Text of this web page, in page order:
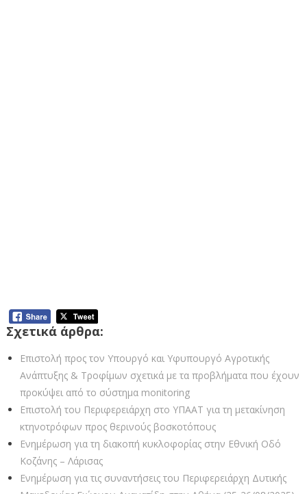
Σχετικά άρθρα:
Επιστολή προς τον Υπουργό και Υφυπουργό Αγροτικής
Ανάπτυξης & Τροφίμων σχετικά με τα προβλήματα που έχουν
προκύψει από το σύστημα monitoring
Επιστολή του Περιφερειάρχη στο ΥΠΑΑΤ για τη μετακίνηση
κτηνοτρόφων προς θερινούς βοσκοτόπους
Ενημέρωση για τη διακοπή κυκλοφορίας στην Εθνική Οδό
Κοζάνης – Λάρισας
Ενημέρωση για τις συναντήσεις του Περιφερειάρχη Δυτικής